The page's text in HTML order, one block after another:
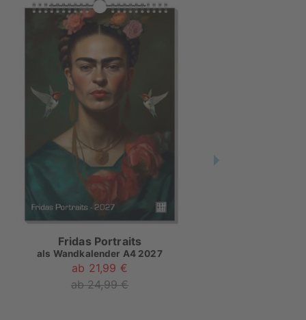
Fridas Portraits
als Wandkalender A4 2027
ab 21,99 €
ab 24,99 €